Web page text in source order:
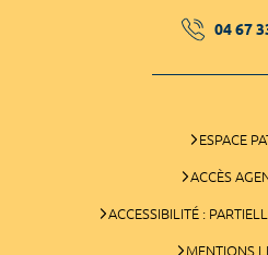
04 67
ESPACE
ACCÈS
ACCESSIBILITÉ :
MENTIONS